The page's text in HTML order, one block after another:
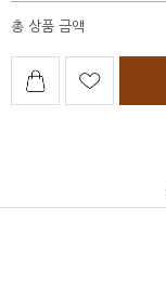
총 상품 금액